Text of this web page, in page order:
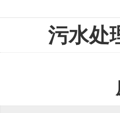
污水处